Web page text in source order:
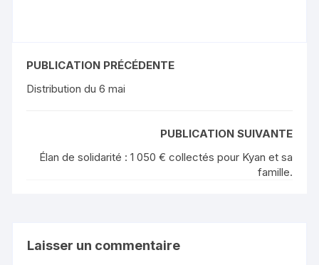
PUBLICATION PRÉCÉDENTE
Distribution du 6 mai
PUBLICATION SUIVANTE
Élan de solidarité : 1 050 € collectés pour Kyan et sa
famille.
Laisser un commentaire